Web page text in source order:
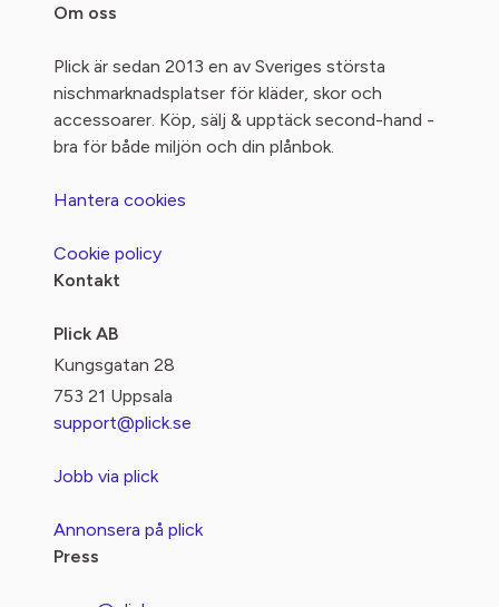
Om oss
Plick är sedan 2013 en av Sveriges största
nischmarknadsplatser för kläder, skor och
accessoarer. Köp, sälj & upptäck second-hand -
bra för både miljön och din plånbok.
Hantera cookies
Cookie policy
Kontakt
Plick AB
Kungsgatan 28
753 21 Uppsala
support@plick.se
Jobb via plick
Annonsera på plick
Press